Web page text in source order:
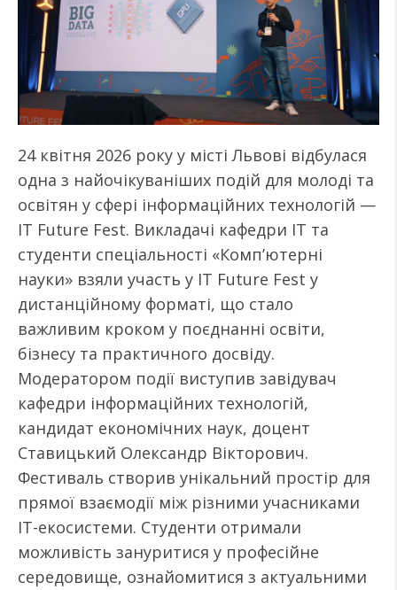
24 квітня 2026 року у місті Львові відбулася
одна з найочікуваніших подій для молоді та
освітян у сфері інформаційних технологій —
IT Future Fest. Викладачі кафедри ІТ та
студенти спеціальності «Комп’ютерні
науки» взяли участь у IT Future Fest у
дистанційному форматі, що стало
важливим кроком у поєднанні освіти,
бізнесу та практичного досвіду.
Модератором події виступив завідувач
кафедри інформаційних технологій,
кандидат економічних наук, доцент
Ставицький Олександр Вікторович.
Фестиваль створив унікальний простір для
прямої взаємодії між різними учасниками
ІТ-екосистеми. Студенти отримали
можливість зануритися у професійне
середовище, ознайомитися з актуальними